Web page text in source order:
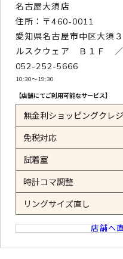
名古屋大須店
住所：〒460-0011
愛知県名古屋市中区大須
ルスクウェア Ｂ１Ｆ
052-252-5666
10:30〜19:30
【店舗にてご利用可能なサービス】
無金利ショッピングクレ
免税対応
試着室
時計コマ調整
リングサイズ直し
店舗へ